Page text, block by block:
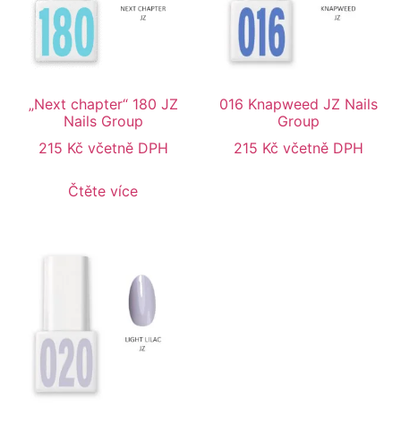
„Next chapter“ 180 JZ
Nails Group
215 Kč včetně DPH
Čtěte více
016 Knapweed JZ Nails
Group
215 Kč včetně DPH